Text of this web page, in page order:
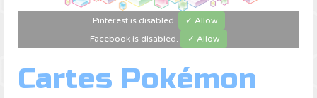
Pinterest is disabled.
✓ Allow
Facebook is disabled.
✓ Allow
Cartes Pokémon